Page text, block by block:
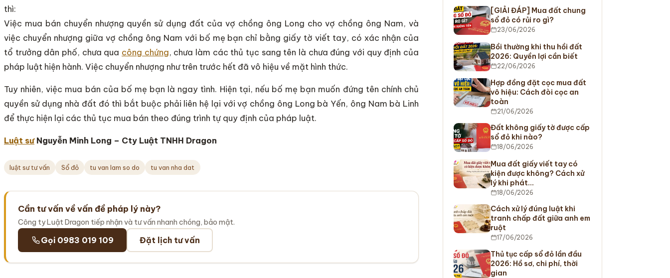
thì:
Việc mua bán chuyển nhượng quyền sử dụng đất của vợ chồng ông Long cho vợ chồng ông Nam, và
việc chuyển nhượng giữa vợ chồng ông Nam với bố mẹ bạn chỉ bằng giấy tờ viết tay, có xác nhận của
tổ trưởng dân phố, chưa qua công chứng, chưa làm các thủ tục sang tên là chưa đúng với quy định của
pháp luật hiện hành. Việc chuyển nhượng như trên trước hết đã vô hiệu về mặt hình thức.
Tuy nhiên, việc mua bán của bố mẹ bạn là ngay tình. Hiện tại, nếu bố mẹ bạn muốn đứng tên chính chủ
quyền sử dụng nhà đất đó thì bắt buộc phải liên hệ lại với vợ chồng ông Long bà Yến, ông Nam bà Linh
để thực hiện lại các thủ tục mua bán theo đúng trình tự quy định của pháp luật.
Luật sưNguyễn Minh Long – Cty Luật TNHH Dragon
luật sư tư vấn Sổ đỏ tu van lam so do tu van nha dat
Cần tư vấn về vấn đề pháp lý này?
Công ty Luật Dragon tiếp nhận và tư vấn nhanh chóng, bảo mật.
Gọi 0983 019 109 Đặt lịch tư vấn
[GIẢI ĐÁP] Mua đất chung
sổ đỏ có rủi ro gì?
23/06/2026
Bồi thường khi thu hồi đất
2026: Quyền lợi cần biết
22/06/2026
Hợp đồng đặt cọc mua đất
vô hiệu: Cách đòi cọc an
toàn
21/06/2026
Đất không giấy tờ được cấp
sổ đỏ khi nào?
18/06/2026
Mua đất giấy viết tay có
kiện được không? Cách xử
lý khi phát…
18/06/2026
Cách xử lý đúng luật khi
tranh chấp đất giữa anh em
ruột
17/06/2026
Thủ tục cấp sổ đỏ lần đầu
2026: Hồ sơ, chi phí, thời
gian